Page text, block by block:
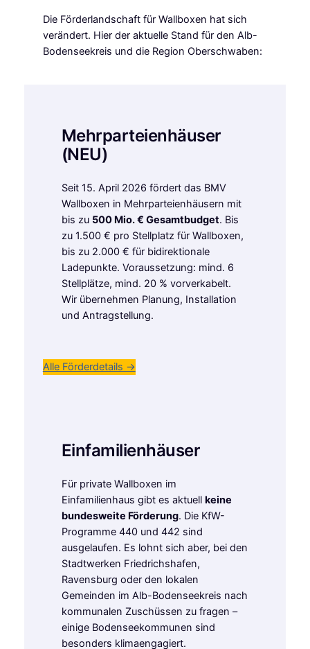
Die Förderlandschaft für Wallboxen hat sich
verändert. Hier der aktuelle Stand für den Alb-
Bodenseekreis und die Region Oberschwaben:
Mehrparteienhäuser
(NEU)
Seit 15. April 2026 fördert das BMV
Wallboxen in Mehrparteienhäusern mit
bis zu 500 Mio. € Gesamtbudget. Bis
zu 1.500 € pro Stellplatz für Wallboxen,
bis zu 2.000 € für bidirektionale
Ladepunkte. Voraussetzung: mind. 6
Stellplätze, mind. 20 % vorverkabelt.
Wir übernehmen Planung, Installation
und Antragstellung.
Alle Förderdetails →
Einfamilienhäuser
Für private Wallboxen im
Einfamilienhaus gibt es aktuell keine
bundesweite Förderung. Die KfW-
Programme 440 und 442 sind
ausgelaufen. Es lohnt sich aber, bei den
Stadtwerken Friedrichshafen,
Ravensburg oder den lokalen
Gemeinden im Alb-Bodenseekreis nach
kommunalen Zuschüssen zu fragen –
einige Bodenseekommunen sind
besonders klimaengagiert.